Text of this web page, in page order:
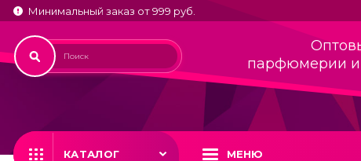
Минимальный заказ от 999 руб.
парфюмерии и
КАТАЛОГ МЕНЮ